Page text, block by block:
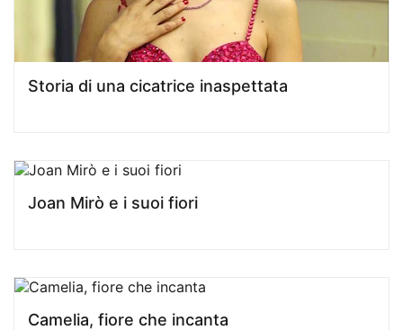
Storia di una cicatrice inaspettata
Joan Mirò e i suoi fiori
Camelia, fiore che incanta